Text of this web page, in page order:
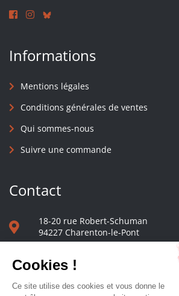
Informations
Mentions légales
Conditions générales de ventes
Qui sommes-nous
Suivre une commande
Contact
18-20 rue Robert-Schuman
94227 Charenton-le-Pont